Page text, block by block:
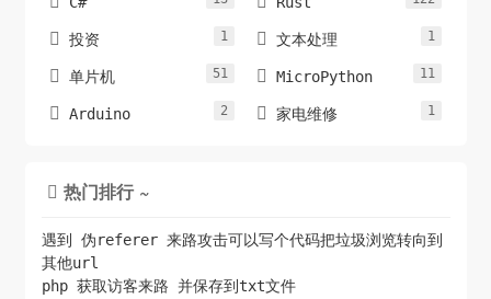
 投资 1  文本处理 1
 单片机 51  MicroPython 11
 Arduino 2  家电维修 1
 热门排行 ~
遇到 伪referer 来路攻击可以写个代码把垃圾浏览转向到
其他url
php 获取访客来路 并保存到txt文件